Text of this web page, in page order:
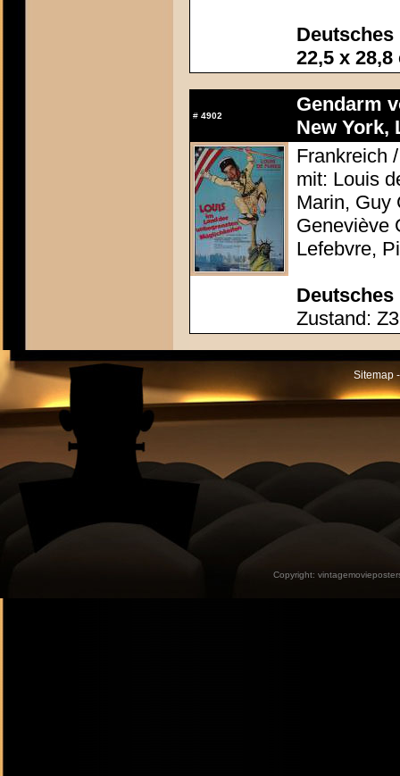
22,5 x 28,8
# 4902
Gendarm
New York,
Frankreich
mit: Louis
Marin, Guy
Geneviève
Lefebvre,
Deutsches
Zustand:
Sitemap
Copyright: